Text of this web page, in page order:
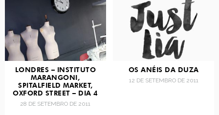
LONDRES – INSTITUTO
MARANGONI,
SPITALFIELD MARKET,
OXFORD STREET – DIA 4
28 DE SETEMBRO DE 2011
OS ANÉIS DA DUZA
12 DE SETEMBRO DE 2011